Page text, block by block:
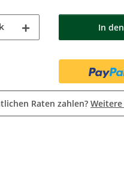
In
Raten zahlen?